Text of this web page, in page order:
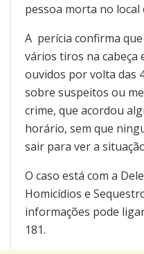
pessoa morta no local
A perícia confirma
vários tiros na
ouvidos por volta das
sobre suspeitos ou
crime, que acordou
horário, sem que
sair para ver a
O caso está com a
Homicídios e
informações pode
181.